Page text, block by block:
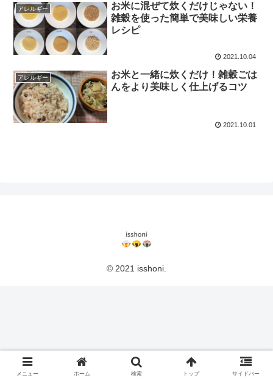
アレルギー
お米に混ぜて炊くだけじゃない！
雑穀を使った簡単で美味しい栄養
レシピ
2021.10.04
アレルギー
お米と一緒に炊くだけ！雑穀ごは
んをより美味しく仕上げるコツ
2021.10.01
© 2021 isshoni.
メニュー ホーム 検索 トップ サイドバー